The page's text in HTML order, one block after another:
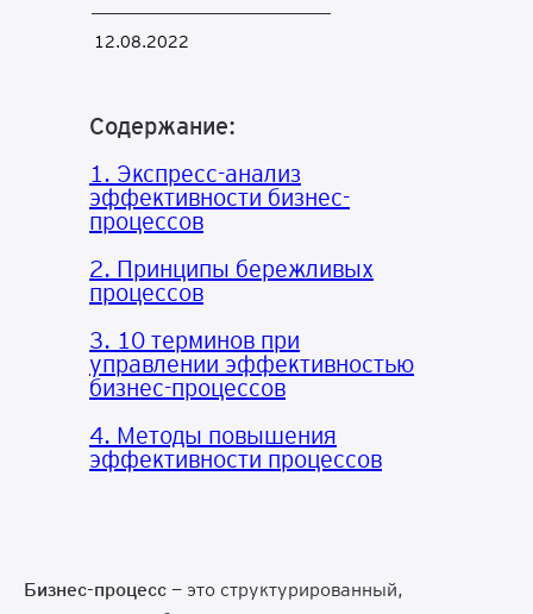
Содержание:
1. Экспресc-анализ
эффективности бизнес-
процессов
2. Принципы бережливых
процессов
3. 10 терминов при
управлении эффективностью
бизнес-процессов
4. Методы повышения
эффективности процессов
12.08.2022
Бизнес-процесс — это структурированный,